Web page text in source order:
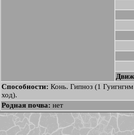
Способности: Конь. Гипноз (1
ход).
Родная почва: нет